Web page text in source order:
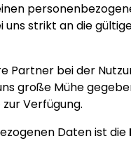
über 1.200
mal gekauft
über 68.600
mal gekauft
uns strikt an die
bei der
große Mühe
Verfügung.
Daten ist die